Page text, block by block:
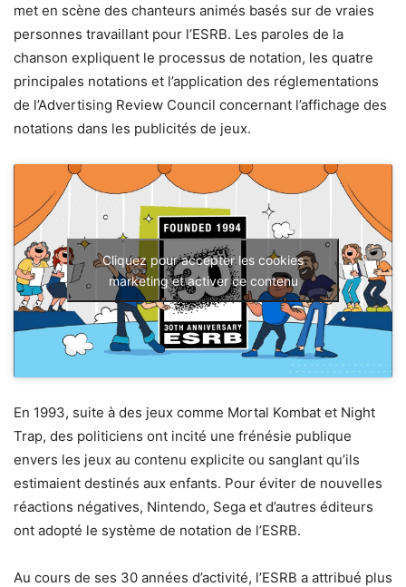
met en scène des chanteurs animés basés sur de vraies
personnes travaillant pour l’ESRB. Les paroles de la
chanson expliquent le processus de notation, les quatre
principales notations et l’application des réglementations
de l’Advertising Review Council concernant l’affichage des
notations dans les publicités de jeux.
Cliquez pour accepter les cookies
marketing et activer ce contenu
En 1993, suite à des jeux comme Mortal Kombat et Night
Trap, des politiciens ont incité une frénésie publique
envers les jeux au contenu explicite ou sanglant qu’ils
estimaient destinés aux enfants. Pour éviter de nouvelles
réactions négatives, Nintendo, Sega et d’autres éditeurs
ont adopté le système de notation de l’ESRB.
Au cours de ses 30 années d’activité, l’ESRB a attribué plus